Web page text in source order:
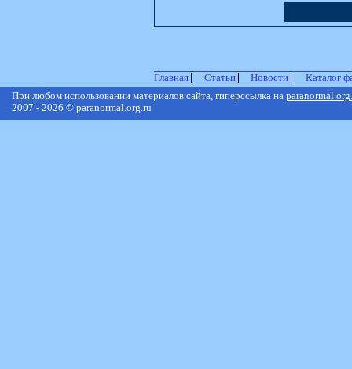
Главная Статьи Новости
Каталог
При любом использовании материалов сайта, гиперссылка на
2007 - 2026 © paranormal.org.ru